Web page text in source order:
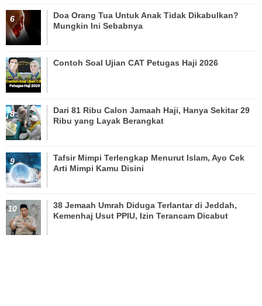
Doa Orang Tua Untuk Anak Tidak Dikabulkan?
Mungkin Ini Sebabnya
Contoh Soal Ujian CAT Petugas Haji 2026
Dari 81 Ribu Calon Jamaah Haji, Hanya Sekitar 29
Ribu yang Layak Berangkat
Tafsir Mimpi Terlengkap Menurut Islam, Ayo Cek
Arti Mimpi Kamu Disini
38 Jemaah Umrah Diduga Terlantar di Jeddah,
Kemenhaj Usut PPIU, Izin Terancam Dicabut